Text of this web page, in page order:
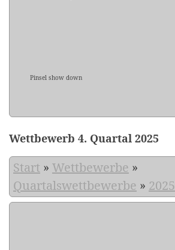
Pinsel show down
Wettbewerb 4. Quartal 2025
Start » Wettbewerbe »
Quartalswettbewerbe » 2025